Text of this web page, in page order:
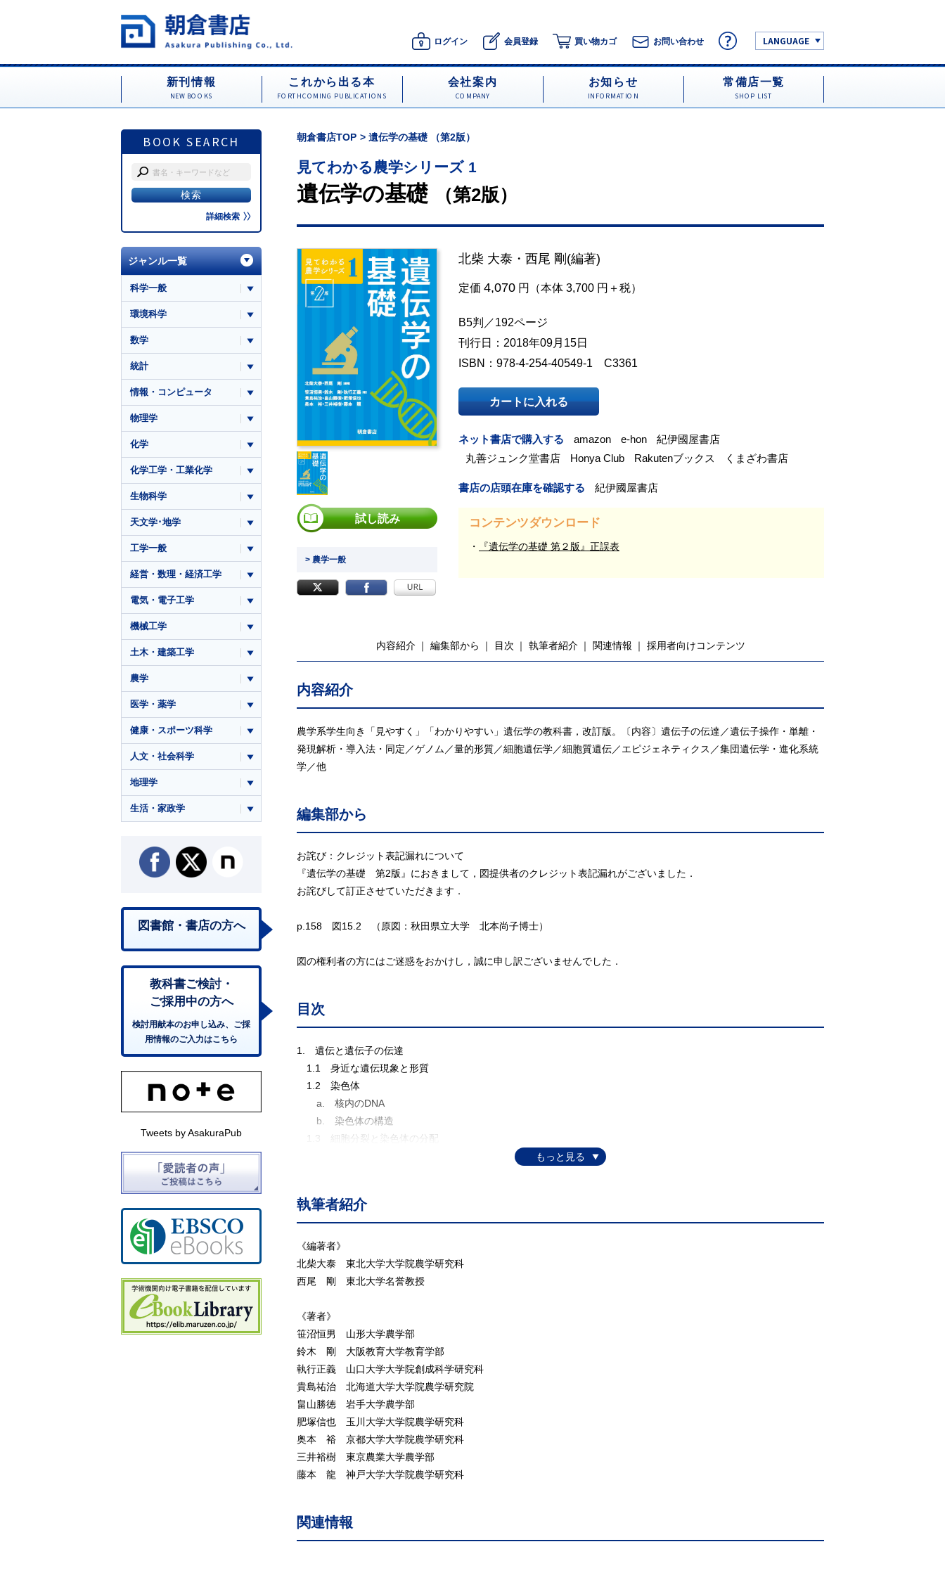
ログイン 会員登録 買い物カゴ お問い合わせ LANGUAGE
新刊情報
NEW BOOKS
これから出る本
FORTHCOMING PUBLICATIONS
会社案内
COMPANY
お知らせ
INFORMATION
常備店一覧
SHOP LIST
BOOK SEARCH
詳細検索
朝倉書店TOP 遺伝学の基礎 （第2版）
見てわかる農学シリーズ 1
遺伝学の基礎 （第2版）
試し読み
> 農学一般
北柴 大泰 ・ 西尾 剛 (編著)
定価 4,070 円（本体 3,700 円＋税）
B5判／192ページ
刊行日：2018年09月15日
ISBN：978-4-254-40549-1 C3361
カートに入れる
ネット書店で購入する amazon e-hon
紀伊國屋書店
丸善ジュンク堂書店
Honya Club Rakutenブックス くまざわ書店
書店の店頭在庫を確認する 紀伊國屋書店
コンテンツダウンロード
『遺伝学の基礎 第２版』正誤表
内容紹介 編集部から 目次 執筆者紹介 関連情報 採用者向けコンテンツ
内容紹介
農学系学生向き「見やすく」「わかりやすい」遺伝学の教科書，改訂版。〔内容〕遺伝子の伝達／遺伝子操作・単離・
発現解析・導入法・同定／ゲノム／量的形質／細胞遺伝学／細胞質遺伝／エピジェネティクス／集団遺伝学・進化系統
学／他
編集部から
お詫び：クレジット表記漏れについて
『遺伝学の基礎 第2版』におきまして，図提供者のクレジット表記漏れがございました．
お詫びして訂正させていただきます．
p.158 図15.2 （原図：秋田県立大学 北本尚子博士）
図の権利者の方にはご迷惑をおかけし，誠に申し訳ございませんでした．
目次
1. 遺伝と遺伝子の伝達
1.1 身近な遺伝現象と形質
1.2 染色体
a. 核内のDNA
b. 染色体の構造
1.3 細胞分裂と染色体の分配
d. 核相
e. 配偶子の遺伝的多様性
1.4 生殖の様式
a. 無性生殖と有性生殖
b. 植物の受精
2. 古典遺伝学的な遺伝子の概念
2.1 メンデルの3法則
a. メンデルの法則以前の遺伝学
b. 分離の法則と優性の法則
c. 遺伝子の表記
2.2 対立遺伝子の関係
a. 不完全優性と共優性
b. 複対立遺伝子
2.3 遺伝子座間の関係
a. 独立の法則
a. 致死遺伝子
b. キセニア
執筆者紹介
《編著者》
北柴大泰 東北大学大学院農学研究科
西尾 剛 東北大学名誉教授
《著者》
笹沼恒男 山形大学農学部
鈴木 剛 大阪教育大学教育学部
執行正義 山口大学大学院創成科学研究科
貴島祐治 北海道大学大学院農学研究院
畠山勝徳 岩手大学農学部
肥塚信也 玉川大学大学院農学研究科
奥本 裕 京都大学大学院農学研究科
三井裕樹 東京農業大学農学部
藤本 龍 神戸大学大学院農学研究科
関連情報
ジャンル一覧
科学一般
環境科学
数学
統計
情報・コンピュータ
物理学
化学
化学工学・工業化学
生物科学
天文学･地学
工学一般
経営・数理・経済工学
電気・電子工学
機械工学
土木・建築工学
農学
医学・薬学
健康・スポーツ科学
人文・社会科学
地理学
生活・家政学
図書館・書店の方へ
教科書ご検討・
ご採用中の方へ
検討用献本のお申し込み、ご採
用情報のご入力はこちら
Tweets by AsakuraPub